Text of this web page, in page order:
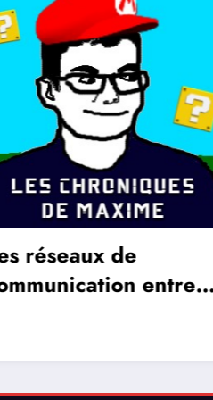
La différence entre les
jeux 2 D et 3 D